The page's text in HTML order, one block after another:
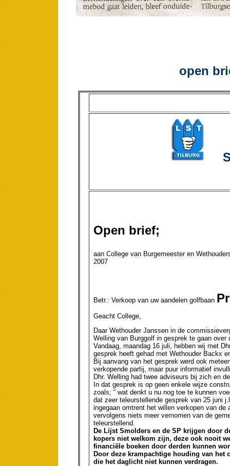
open
Open brief;
aan College van Burgemeester
2007
Betr.: Verkoop van uw aandelen golfbaan
Geacht College,
Daar Wethouder Janssen in de
Welling van Burggolf in gesprek te gaan
Vandaag, maandag 16 juli, hebben wij met
gesprek heeft gehad met Wethouder Backx
Bij aanvang van het gesprek werd ook
verkopende partij, maar puur informatief
Dhr. Welling had twee adviseurs bij zich en
In dat gesprek is op geen enkele wijze
zoals; “ wat denkt u nu nog toe te kunnen
dat zeer teleurstellende gesprek van 25 juni
ingegaan omtrent het willen verkopen van
vervolgens niets meer vernomen van de
teleurstellend.
De Lijst Smolders en de SP krijgen door
kopers niet welkom zijn, deze ook nooit
financiële boeken door derden kunnen
Door deze krampachtige houding van het
die het daglicht niet kunnen verdragen.